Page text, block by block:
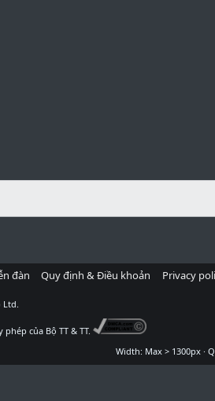
đàn Quy định & Điều khoản Privacy
Ltd.
của Bộ TT & TT.
Width